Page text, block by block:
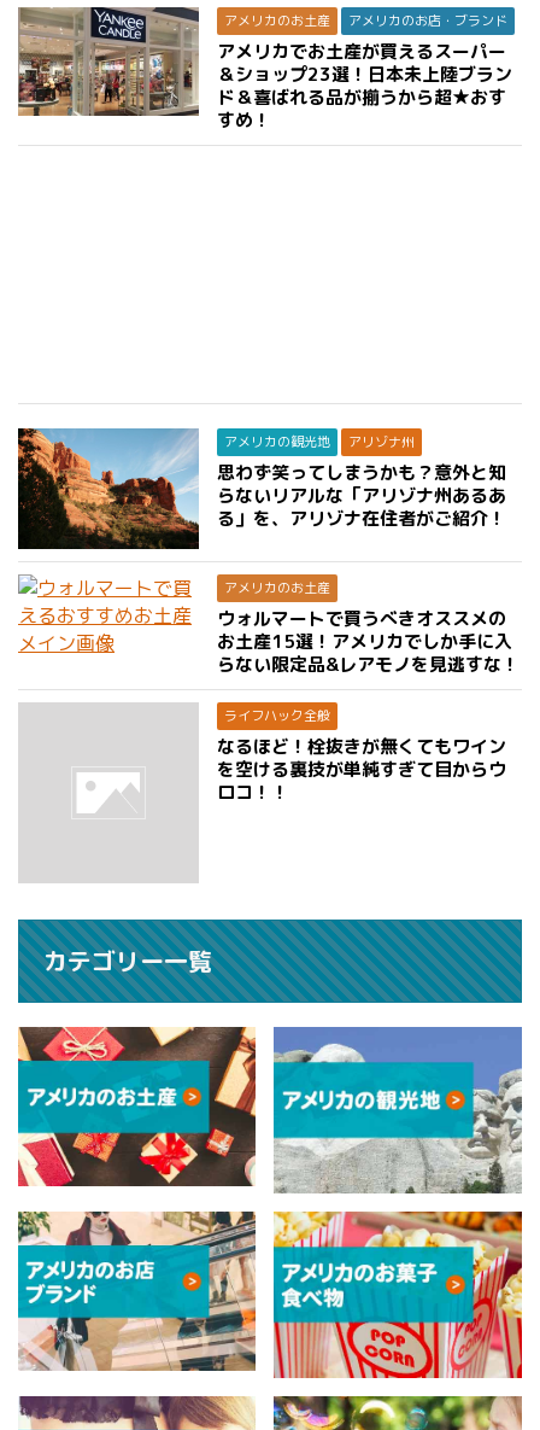
アメリカのお土産 アメリカのお店・ブランド
アメリカでお土産が買えるスーパー
＆ショップ23選！日本未上陸ブラン
ド＆喜ばれる品が揃うから超★おす
すめ！
アメリカの観光地 アリゾナ州
思わず笑ってしまうかも？意外と知
らないリアルな「アリゾナ州あるあ
る」を、アリゾナ在住者がご紹介！
アメリカのお土産
ウォルマートで買うべきオススメの
お土産15選！アメリカでしか手に入
らない限定品&レアモノを見逃すな！
ライフハック全般
なるほど！栓抜きが無くてもワイン
を空ける裏技が単純すぎて目からウ
ロコ！！
カテゴリー一覧